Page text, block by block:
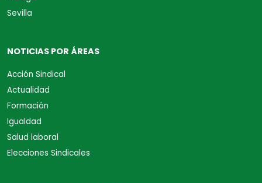
Sevilla
NOTICIAS POR ÁREAS
Acción Sindical
Actualidad
Formación
Igualdad
Salud laboral
Elecciones Sindicales